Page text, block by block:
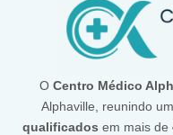
O Centro Médico
Alphaville, reunindo
qualificados em mais de